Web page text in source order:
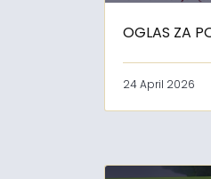
OGLAS ZA
24 April 2026